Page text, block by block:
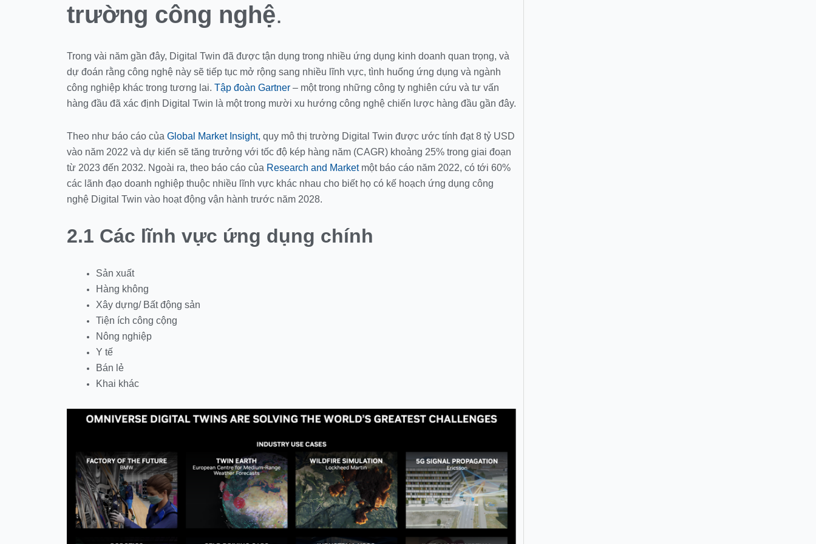
trường công nghệ.
Trong vài năm gần đây, Digital Twin đã được tận dụng trong nhiều ứng dụng kinh doanh quan trọng, và
dự đoán rằng công nghệ này sẽ tiếp tục mở rộng sang nhiều lĩnh vực, tình huống ứng dụng và ngành
công nghiệp khác trong tương lai. Tập đoàn Gartner – một trong những công ty nghiên cứu và tư vấn
hàng đầu đã xác định Digital Twin là một trong mười xu hướng công nghệ chiến lược hàng đầu gần đây.
Theo như báo cáo của Global Market Insight, quy mô thị trường Digital Twin được ước tính đạt 8 tỷ USD
vào năm 2022 và dự kiến sẽ tăng trưởng với tốc độ kép hàng năm (CAGR) khoảng 25% trong giai đoạn
từ 2023 đến 2032. Ngoài ra, theo báo cáo của Research and Market một báo cáo năm 2022, có tới 60%
các lãnh đạo doanh nghiệp thuộc nhiều lĩnh vực khác nhau cho biết họ có kế hoạch ứng dụng công
nghệ Digital Twin vào hoạt động vận hành trước năm 2028.
2.1 Các lĩnh vực ứng dụng chính
Sản xuất
Hàng không
Xây dựng/ Bất động sản
Tiện ích công cộng
Nông nghiệp
Y tế
Bán lẻ
Khai khác